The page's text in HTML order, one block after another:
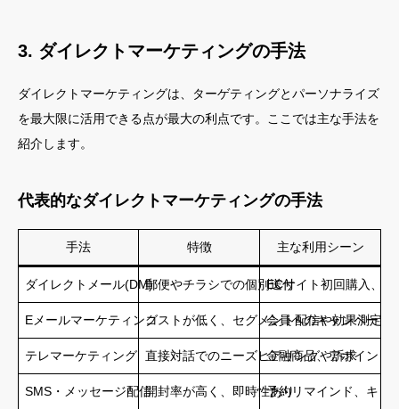
3. ダイレクトマーケティングの手法
ダイレクトマーケティングは、ターゲティングとパーソナライズ
を最大限に活用できる点が最大の利点です。ここでは主な手法を
紹介します。
代表的なダイレクトマーケティングの手法
手法 特徴 主な利用シーン
ダイレクトメール(DM)郵便やチラシでの個別送付ECサイト初回購入、保
Eメールマーケティングコストが低く、セグメント配信や効果測定が
会員へのキャンペーン
テレマーケティング 直接対話でのニーズヒアリングや訴求
金融商品、アポイント
SMS・メッセージ配信開封率が高く、即時性あり予約リマインド、キャ